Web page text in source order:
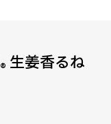
® 生姜香るね